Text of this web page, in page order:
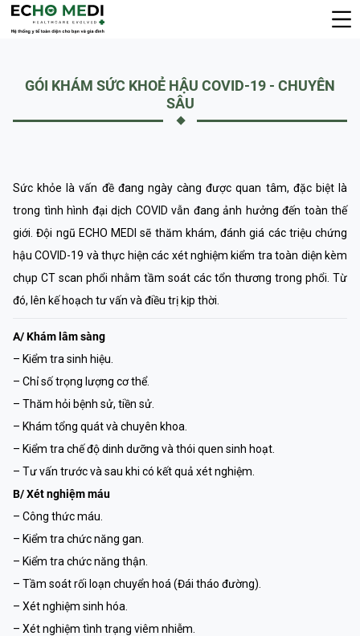
GÓI KHÁM SỨC KHOẺ HẬU COVID-19 - CHUYÊN
SÂU
Sức khỏe là vấn đề đang ngày càng được quan tâm, đặc biệt là
trong tình hình đại dịch COVID vẫn đang ảnh hưởng đến toàn thế
giới. Đội ngũ ECHO MEDI sẽ thăm khám, đánh giá các triệu chứng
hậu COVID-19 và thực hiện các xét nghiệm kiểm tra toàn diện kèm
chụp CT scan phổi nhằm tầm soát các tổn thương trong phổi. Từ
đó, lên kế hoạch tư vấn và điều trị kịp thời.
A/ Khám lâm sàng
– Kiểm tra sinh hiệu.
– Chỉ số trọng lượng cơ thể.
– Thăm hỏi bệnh sử, tiền sử.
– Khám tổng quát và chuyên khoa.
– Kiểm tra chế độ dinh dưỡng và thói quen sinh hoạt.
– Tư vấn trước và sau khi có kết quả xét nghiệm.
B/ Xét nghiệm máu
– Công thức máu.
– Kiểm tra chức năng gan.
– Kiểm tra chức năng thận.
– Tầm soát rối loạn chuyển hoá (Đái tháo đường).
– Xét nghiệm sinh hóa.
– Xét nghiệm tình trạng viêm nhiễm.